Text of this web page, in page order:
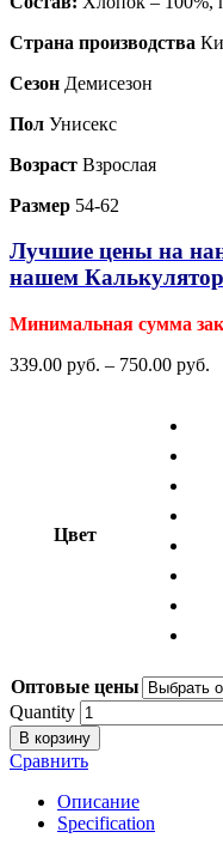
Страна производства
Сезон Демисезон
Пол Унисекс
Возраст Взрослая
Размер 54-62
Лучшие цены на
нашем
Минимальная сумма
339.00 руб. – 750.00 руб.
Цвет
Оптовые цены
Quantity
В корзину
Сравнить
Описание
Specification